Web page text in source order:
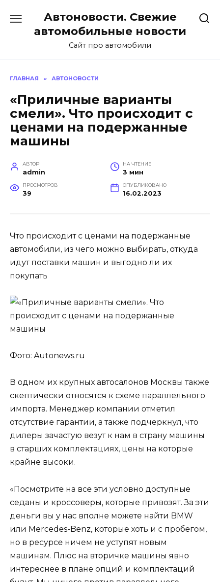
содержанию
Автоновости. Свежие
автомобильные новости
Сайт про автомобили
ГЛАВНАЯ » АВТОНОВОСТИ
«Приличные варианты
смели». Что происходит с
ценами на подержанные
машины
АВТОР
admin
НА ЧТЕНИЕ
3 мин
ПРОСМОТРОВ
39
ОПУБЛИКОВАНО
16.02.2023
Что происходит с ценами на подержанные
автомобили, из чего можно выбирать, откуда
идут поставки машин и выгодно ли их
покупать
Фото: Autonews.ru
В одном их крупных автосалонов Москвы также
скептически относятся к схеме параллельного
импорта. Менеджер компании отметил
отсутствие гарантии, а также подчеркнул, что
дилеры зачастую везут к нам в страну машины
в старших комплектациях, цены на которые
крайне высоки.
«Посмотрите на все эти условно доступные
седаны и кроссоверы, которые привозят. За эти
деньги вы у нас вполне можете найти BMW
или Mercedes-Benz, которые хоть и с пробегом,
но в ресурсе ничем не уступят новым
машинам. Плюс на вторичке машины явно
интереснее в плане опций и комплектаций